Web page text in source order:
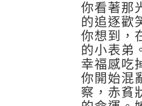
你看著那
的追逐歡
你想到，
的小表弟
幸福感吃
你開始混
察，赤貧